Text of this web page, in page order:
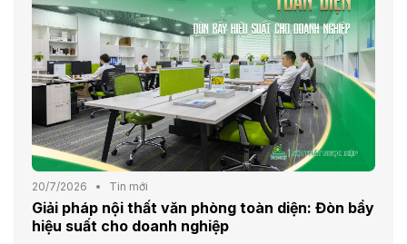
20/7/2026 Tin mới
Giải pháp nội thất văn phòng toàn diện: Đòn bẩy
hiệu suất cho doanh nghiệp